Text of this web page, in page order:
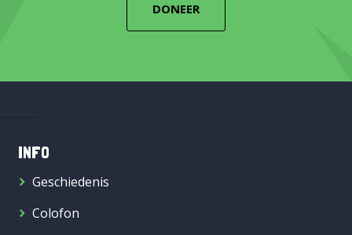
DONEER
INFO
Geschiedenis
Colofon